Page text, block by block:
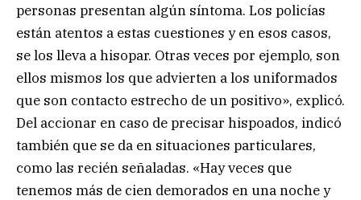
personas presentan algún síntoma. Los policías
están atentos a estas cuestiones y en esos casos,
se los lleva a hisopar. Otras veces por ejemplo, son
ellos mismos los que advierten a los uniformados
que son contacto estrecho de un positivo», explicó.
Del accionar en caso de precisar hispoados, indicó
también que se da en situaciones particulares,
como las recién señaladas. «Hay veces que
tenemos más de cien demorados en una noche y